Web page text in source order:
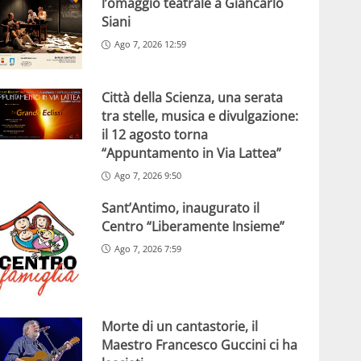
Siani
Ago 7, 2026 12:59
Città della Scienza, una serata
tra stelle, musica e divulgazione:
il 12 agosto torna
“Appuntamento in Via Lattea”
Ago 7, 2026 9:50
Sant’Antimo, inaugurato il
Centro “Liberamente Insieme”
Ago 7, 2026 7:59
Morte di un cantastorie, il
Maestro Francesco Guccini ci ha